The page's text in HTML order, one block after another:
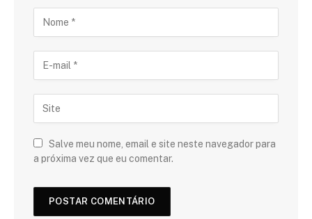
Salve meu nome, email e site neste navegador para
a próxima vez que eu comentar.